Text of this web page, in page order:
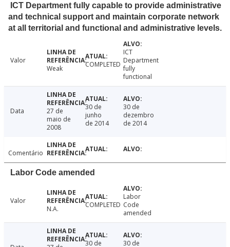
ICT Department fully capable to provide administrative
and technical support and maintain corporate network
at all territorial and functional and administrative levels.
Valor
Weak
COMPLETED
ICT
Department
fully
functional
Data
27 de
maio de
2008
30 de
junho
de 2014
30 de
dezembro
de 2014
Comentário
Labor Code amended
Valor
N.A.
COMPLETED
Labor
Code
amended
30 de
30 de